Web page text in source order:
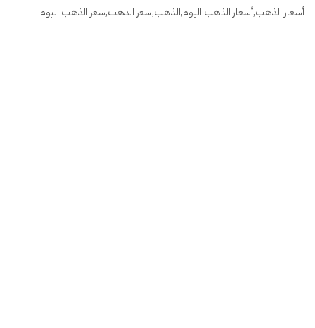
أسعار الذهب,أسعار الذهب اليوم,الذهب,سعر الذهب,سعر الذهب اليوم